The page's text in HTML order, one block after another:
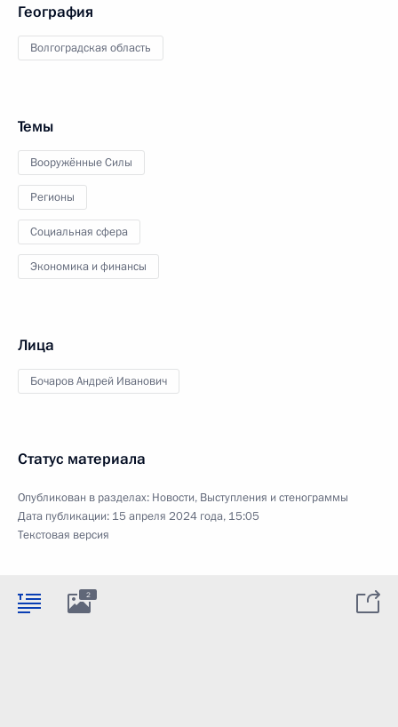
География
Волгоградская область
Темы
Вооружённые Силы
Регионы
Социальная сфера
Экономика и финансы
Лица
Бочаров Андрей Иванович
Статус материала
Опубликован в разделах: Новости, Выступления и стенограммы
Дата публикации: 15 апреля 2024 года, 15:05
Текстовая версия
2